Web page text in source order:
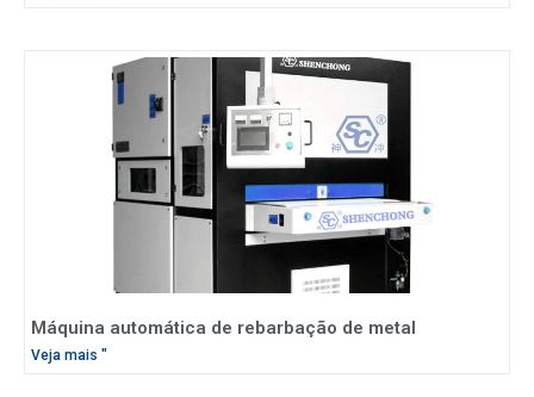
Máquina automática de rebarbação de metal
Veja mais "